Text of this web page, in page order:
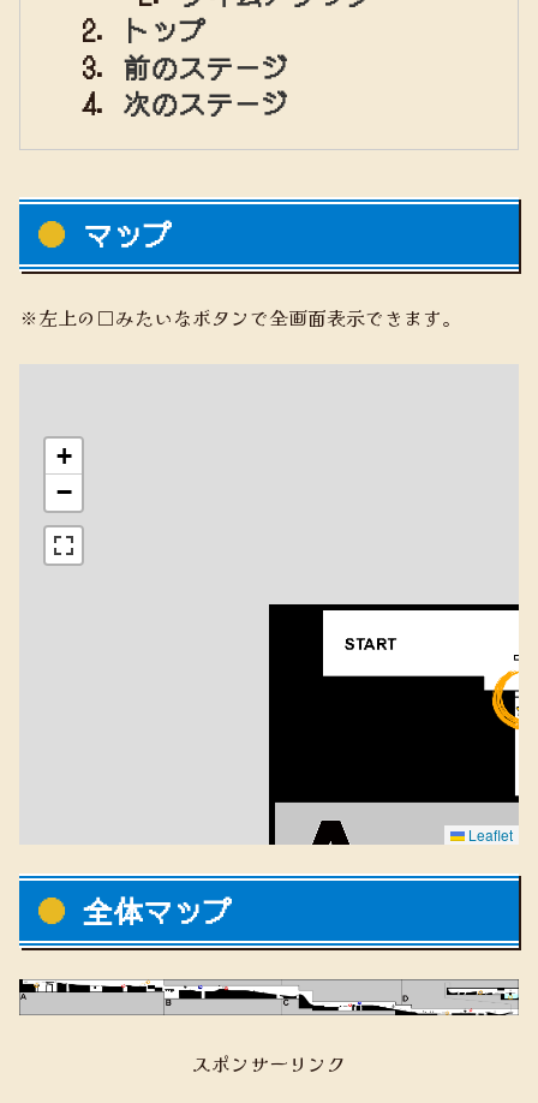
トップ
前のステージ
次のステージ
マップ
※左上の□みたいなボタンで全画面表示できます。
+
−
Leaflet
全体マップ
スポンサーリンク